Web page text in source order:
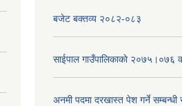
बजेट बक्तव्य २०८२-०८३
साईपाल गाउँपालिकाकाे २०७५।०७६
अनमी पदमा दरखास्त पेश गर्ने